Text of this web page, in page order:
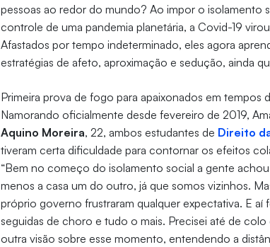
pessoas ao redor do mundo? Ao impor o isolamento
controle de uma pandemia planetária, a Covid-19
Afastados por tempo indeterminado, eles agora
estratégias de afeto, aproximação e sedução, ainda
Primeira prova de fogo para apaixonados em tempos
Namorando oficialmente desde fevereiro de 2019,
Aquino Moreira, 22, ambos estudantes de Direito
tiveram certa dificuldade para contornar os efeitos
“Bem no começo do isolamento social a gente
menos a casa um do outro, já que somos vizinhos.
próprio governo frustraram qualquer expectativa. E
seguidas de choro e tudo o mais. Precisei até de
outra visão sobre esse momento, entendendo a